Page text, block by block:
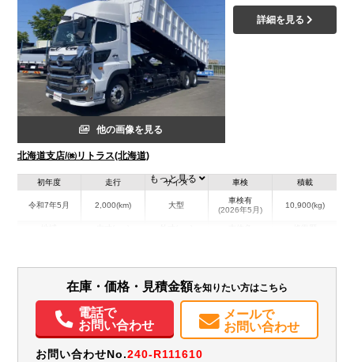
他の画像を見る
北海道支店/㈱リトラス(北海道)
詳細を見る
初年度
令和7年5月
走行
2,000(km)
サイズ
大型
車検
車検有
(2026年5月)
積載
10,900(kg)
装備情報
エアコン パワステ パワーウィンドウ ABS エアバッグ
電動格納ミラー
ETC
バックモニター
もっと見る
在庫・価格・見積金額を知りたい方はこちら
電話で
お問い合わせ
メールで
お問い合わせ
お問い合わせNo.240-R111610